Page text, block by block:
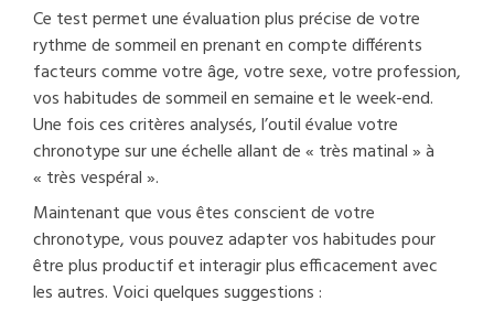
Ce test permet une évaluation plus précise de votre
rythme de sommeil en prenant en compte différents
facteurs comme votre âge, votre sexe, votre profession,
vos habitudes de sommeil en semaine et le week-end.
Une fois ces critères analysés, l’outil évalue votre
chronotype sur une échelle allant de « très matinal » à
« très vespéral ».
Maintenant que vous êtes conscient de votre
chronotype, vous pouvez adapter vos habitudes pour
être plus productif et interagir plus efficacement avec
les autres. Voici quelques suggestions :